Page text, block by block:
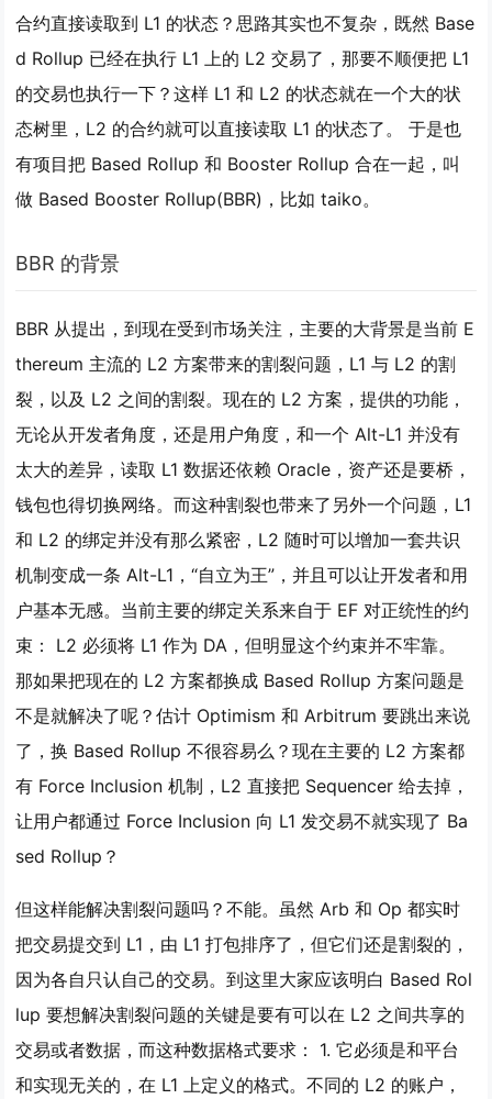
合约直接读取到 L1 的状态？思路其实也不复杂，既然 Base
d Rollup 已经在执行 L1 上的 L2 交易了，那要不顺便把 L1
的交易也执行一下？这样 L1 和 L2 的状态就在一个大的状
态树里，L2 的合约就可以直接读取 L1 的状态了。 于是也
有项目把 Based Rollup 和 Booster Rollup 合在一起，叫
做 Based Booster Rollup(BBR)，比如 taiko。
BBR 的背景
BBR 从提出，到现在受到市场关注，主要的大背景是当前 E
thereum 主流的 L2 方案带来的割裂问题，L1 与 L2 的割
裂，以及 L2 之间的割裂。现在的 L2 方案，提供的功能，
无论从开发者角度，还是用户角度，和一个 Alt-L1 并没有
太大的差异，读取 L1 数据还依赖 Oracle，资产还是要桥，
钱包也得切换网络。而这种割裂也带来了另外一个问题，L1
和 L2 的绑定并没有那么紧密，L2 随时可以增加一套共识
机制变成一条 Alt-L1，“自立为王”，并且可以让开发者和用
户基本无感。当前主要的绑定关系来自于 EF 对正统性的约
束： L2 必须将 L1 作为 DA，但明显这个约束并不牢靠。
那如果把现在的 L2 方案都换成 Based Rollup 方案问题是
不是就解决了呢？估计 Optimism 和 Arbitrum 要跳出来说
了，换 Based Rollup 不很容易么？现在主要的 L2 方案都
有 Force Inclusion 机制，L2 直接把 Sequencer 给去掉，
让用户都通过 Force Inclusion 向 L1 发交易不就实现了 Ba
sed Rollup？
但这样能解决割裂问题吗？不能。虽然 Arb 和 Op 都实时
把交易提交到 L1，由 L1 打包排序了，但它们还是割裂的，
因为各自只认自己的交易。到这里大家应该明白 Based Rol
lup 要想解决割裂问题的关键是要有可以在 L2 之间共享的
交易或者数据，而这种数据格式要求： 1. 它必须是和平台
和实现无关的，在 L1 上定义的格式。不同的 L2 的账户，